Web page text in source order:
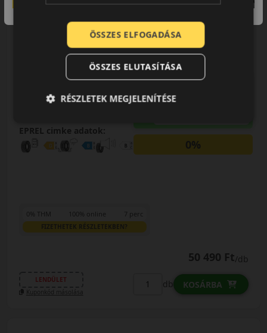
NÉGYÉVSZAKOS GUMI
Quatrac Pro XL
245/40R18 (97) Y
EPREL cimke adatok:
AKÁR 5.000 FT
KEDVEZMÉNY!
0%
0% THM 100% online 7 perc
FIZETHETEK RÉSZLETEKBEN?
50 490 Ft/db
LENDÜLET
Kuponkód másolása
db KOSÁRBA
ÖSSZES ELFOGADÁSA
ÖSSZES ELUTASÍTÁSA
RÉSZLETEK MEGJELENÍTÉSE